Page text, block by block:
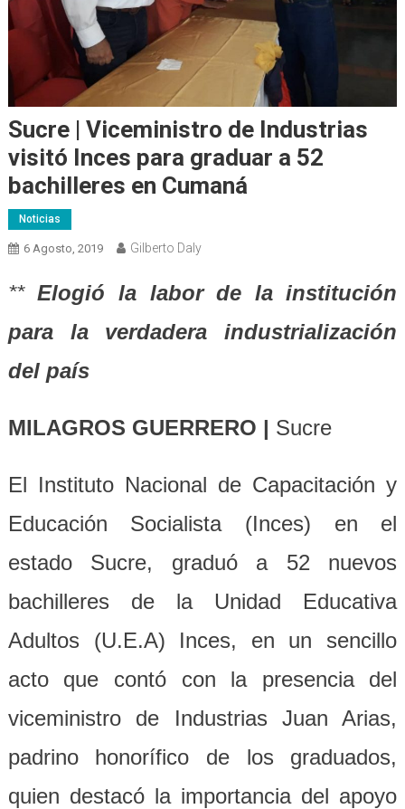
Sucre | Viceministro de Industrias
visitó Inces para graduar a 52
bachilleres en Cumaná
Noticias
6 Agosto, 2019 Gilberto Daly
**Elogió la labor de la institución
para la verdadera industrialización
del país
MILAGROS GUERRERO | Sucre
El Instituto Nacional de Capacitación y
Educación Socialista (Inces) en el
estado Sucre, graduó a 52 nuevos
bachilleres de la Unidad Educativa
Adultos (U.E.A) Inces, en un sencillo
acto que contó con la presencia del
viceministro de Industrias Juan Arias,
padrino honorífico de los graduados,
quien destacó la importancia del apoyo